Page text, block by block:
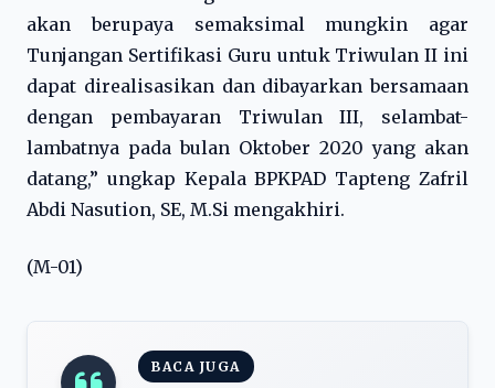
akan berupaya semaksimal mungkin agar
Tunjangan Sertifikasi Guru untuk Triwulan II ini
dapat direalisasikan dan dibayarkan bersamaan
dengan pembayaran Triwulan III, selambat-
lambatnya pada bulan Oktober 2020 yang akan
datang,” ungkap Kepala BPKPAD Tapteng Zafril
Abdi Nasution, SE, M.Si mengakhiri.
(M-01)
BACA JUGA